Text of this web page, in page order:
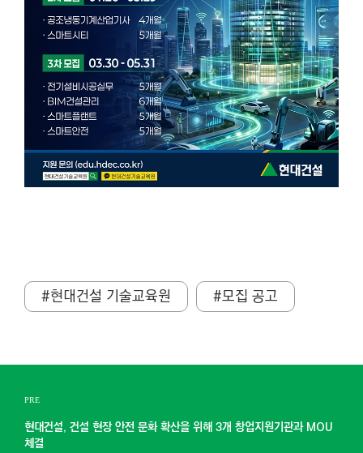
#현대건설 기술교육원 #모집 공고
PRE
현대건설, 건설 현장 안전 문화 확산을 위해 3개 창업지원기관과 MOU
체결